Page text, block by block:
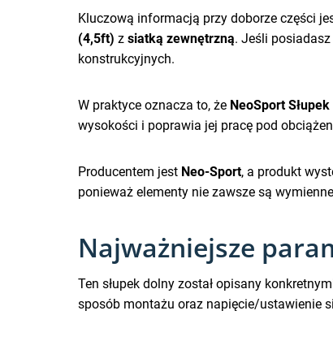
Kluczową informacją przy doborze części
(4,5ft) z siatką zewnętrzną. Jeśli
konstrukcyjnych.
W praktyce oznacza to, że NeoSport
wysokości i poprawia jej pracę pod
Producentem jest Neo-Sport, a produkt
ponieważ elementy nie zawsze są
Najważniejsze
Ten słupek dolny został opisany
sposób montażu oraz napięcie/ustawienie